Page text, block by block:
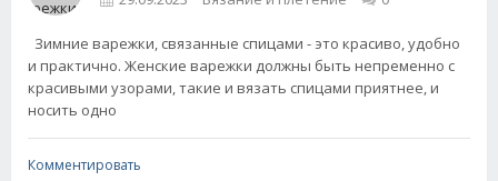
Зимние варежки, связанные спицами - это красиво, удобно
и практично. Женские варежки должны быть непременно с
красивыми узорами, такие и вязать спицами приятнее, и
носить одно
Комментировать